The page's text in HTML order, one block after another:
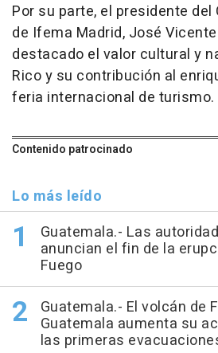
Por su parte, el presidente
de Ifema Madrid, José
destacado el valor cultural y
Rico y su contribución al
feria internacional de turismo.
Contenido patrocinado
Lo más leído
Guatemala.- Las
anuncian el fin de la
Fuego
Guatemala.- El volcán de
Guatemala aumenta su
las primeras